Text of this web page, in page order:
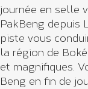
journée en selle
PakBeng depuis
piste vous
la région de
et magnifiques.
Beng en fin de